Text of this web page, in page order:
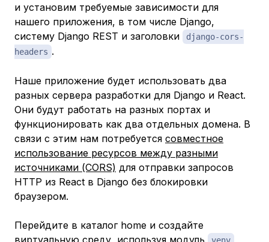
и установим требуемые зависимости для
нашего приложения, в том числе Django,
систему Django REST и заголовки
django-cors-
headers .
Наше приложение будет использовать два
разных сервера разработки для Django и React.
Они будут работать на разных портах и
функционировать как два отдельных домена. В
связи с этим нам потребуется совместное
использование ресурсов между разными
источниками (CORS) для отправки запросов
HTTP из React в Django без блокировки
браузером.
Перейдите в каталог home и создайте